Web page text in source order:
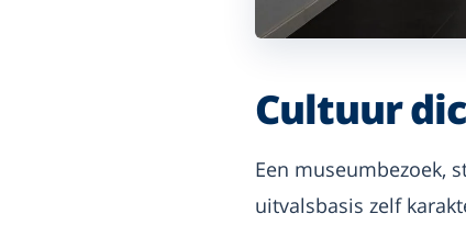
Cultuur
Een museumbezoek,
uitvalsbasis zelf